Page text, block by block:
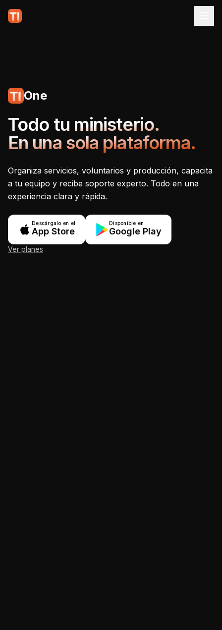
One
Tecnoiglesia One -
Todo tu ministerio.
En una sola plataforma.
Organiza servicios, voluntarios y producción, capacita
a tu equipo y recibe soporte experto. Todo en una
experiencia clara y rápida.
Descárgalo en el
App Store
Disponible en
Google Play
Ver planes